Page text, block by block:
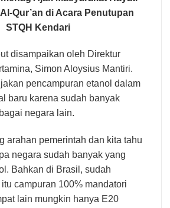
Qur’an di Acara Penutupan
STQH Kendari
disampaikan oleh Direktur
Simon Aloysius Mantiri.
pencampuran etanol dalam
baru karena sudah banyak
negara lain.
arahan pemerintah dan kita tahu
negara sudah banyak yang
Bahkan di Brasil, sudah
campuran 100% mandatori
lain mungkin hanya E20